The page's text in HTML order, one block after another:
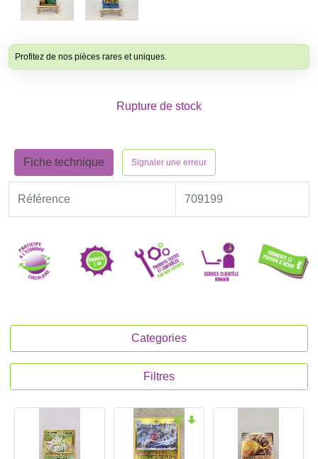
Profitez de nos pièces rares et uniques.
Rupture de stock
Fiche technique Signaler une erreur
Référence 709199
Categories
Filtres